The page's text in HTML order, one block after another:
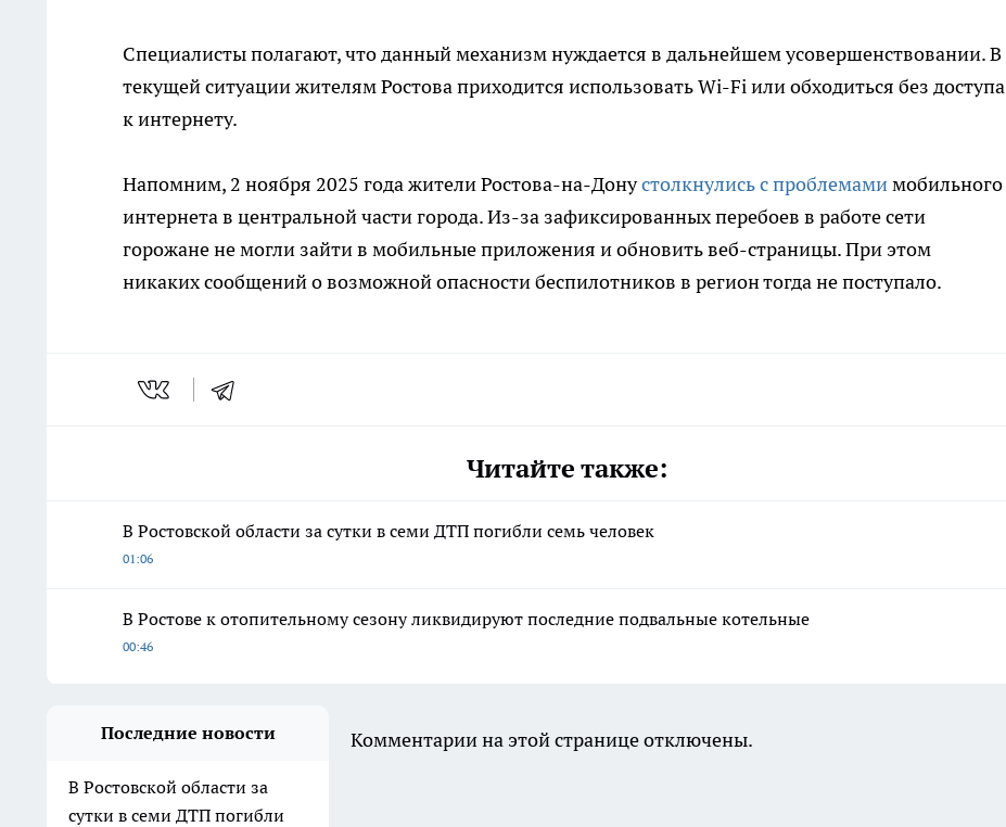
Специалисты полагают, что данный механизм нуждается в дальнейшем усовершенствовании. В
текущей ситуации жителям Ростова приходится использовать Wi-Fi или обходиться без доступа
к интернету.
Напомним, 2 ноября 2025 года жители Ростова-на-Донустолкнулись с проблемамимобильного
интернета в центральной части города. Из-за зафиксированных перебоев в работе сети
горожане не могли зайти в мобильные приложения и обновить веб-страницы. При этом
никаких сообщений о возможной опасности беспилотников в регион тогда не поступало.
Читайте также:
В Ростовской области за сутки в семи ДТП погибли семь человек
01:06
В Ростове к отопительному сезону ликвидируют последние подвальные котельные
00:46
Последние новости
В Ростовской области за
сутки в семи ДТП погибли
Комментарии на этой странице отключены.